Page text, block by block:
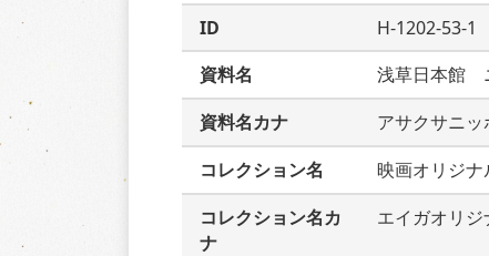
ID
H-1202-53-1
資料名
浅草日本館　
資料名カナ
アサクサニ
コレクション名
映画オリジ
コレクション名カ
ナ
エイガオリ